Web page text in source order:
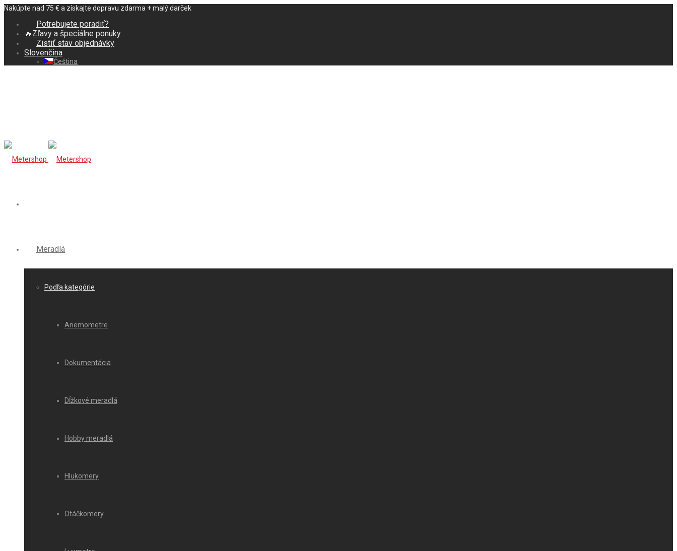
Nakúpte nad 75 € a získajte dopravu zdarma + malý darček
Potrebujete poradiť?
🔥Zľavy a špeciálne ponuky
Zistiť stav objednávky
Slovenčina
Čeština
Meradlá
Podľa kategórie
Anemometre
Dokumentácia
Dĺžkové meradlá
Hobby meradlá
Hlukomery
Otáčkomery